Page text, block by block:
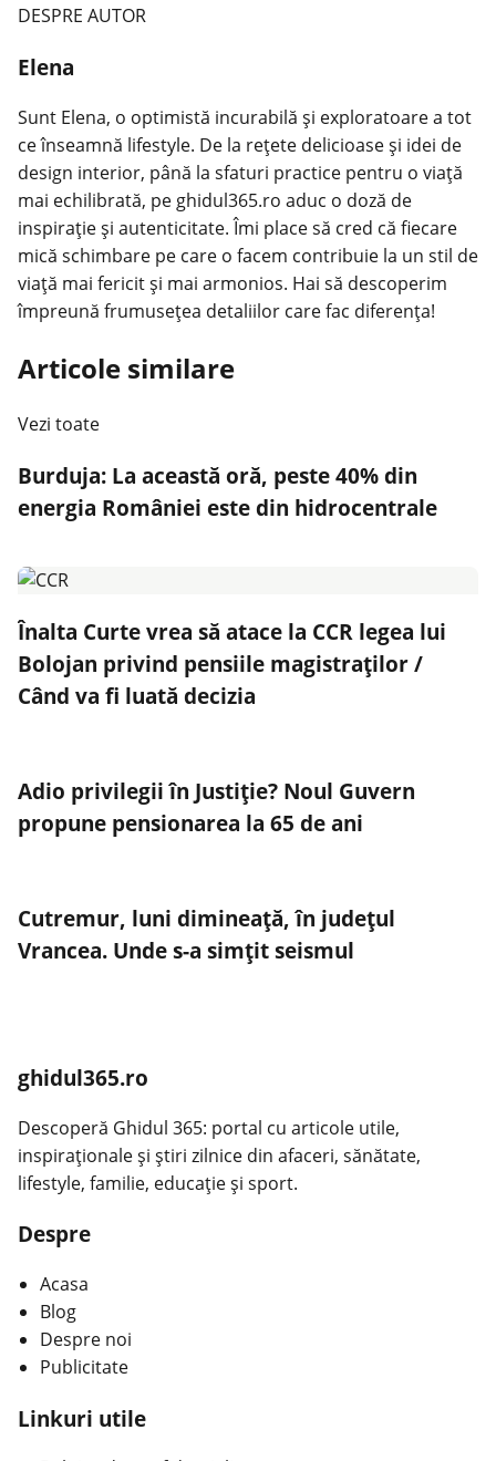
DESPRE AUTOR
Elena
Sunt Elena, o optimistă incurabilă și exploratoare a tot
ce înseamnă lifestyle. De la rețete delicioase și idei de
design interior, până la sfaturi practice pentru o viață
mai echilibrată, pe ghidul365.ro aduc o doză de
inspirație și autenticitate. Îmi place să cred că fiecare
mică schimbare pe care o facem contribuie la un stil de
viață mai fericit și mai armonios. Hai să descoperim
împreună frumusețea detaliilor care fac diferența!
Articole similare
Vezi toate
Burduja: La această oră, peste 40% din
energia României este din hidrocentrale
Înalta Curte vrea să atace la CCR legea lui
Bolojan privind pensiile magistraților /
Când va fi luată decizia
Adio privilegii în Justiție? Noul Guvern
propune pensionarea la 65 de ani
Cutremur, luni dimineață, în judeţul
Vrancea. Unde s-a simțit seismul
ghidul365.ro
Descoperă Ghidul 365: portal cu articole utile,
inspiraționale și știri zilnice din afaceri, sănătate,
lifestyle, familie, educație și sport.
Despre
Acasa
Blog
Despre noi
Publicitate
Linkuri utile